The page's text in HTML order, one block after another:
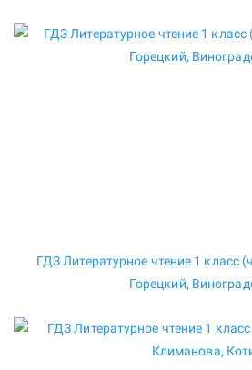
ГДЗ Литературное чтение 1 класс
Горецкий,